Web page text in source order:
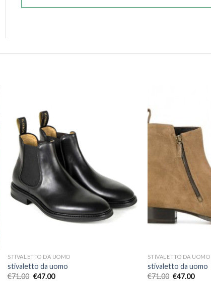
STIVALETTO DA UOMO
stivaletto da uomo
€71.00 €47.00
STIVALETTO DA UOMO
stivaletto da uomo
€71.00 €47.00